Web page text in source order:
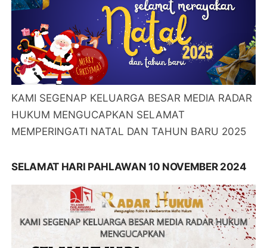
KAMI SEGENAP KELUARGA BESAR MEDIA RADAR
HUKUM MENGUCAPKAN SELAMAT
MEMPERINGATI NATAL DAN TAHUN BARU 2025
SELAMAT HARI PAHLAWAN 10 NOVEMBER 2024